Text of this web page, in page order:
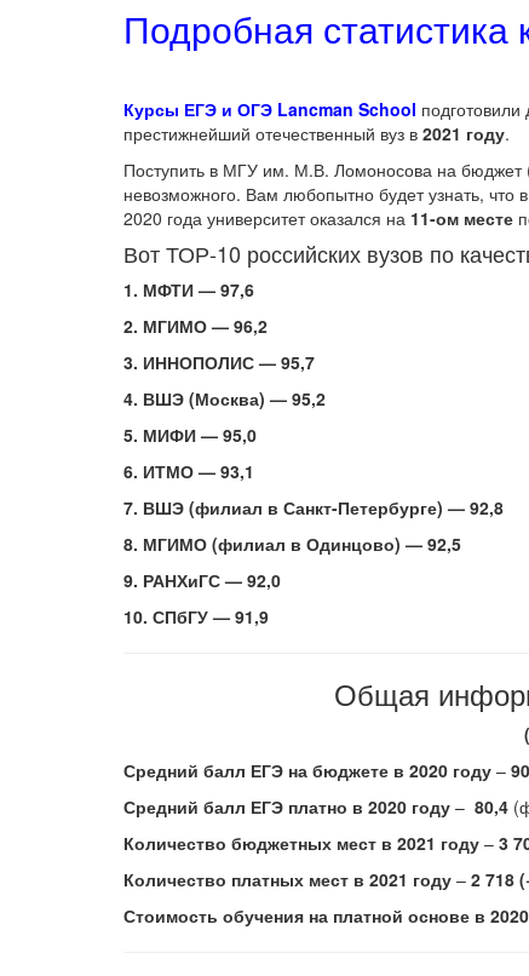
Подробная статистика
Курсы ЕГЭ и ОГЭ Lancman School
престижнейший отечественный вуз в 2021 году.
Поступить в МГУ им. М.В. Ломоносова на бюджет
невозможного. Вам любопытно будет узнать,
2020 года университет оказался на 11-ом месте
Вот ТОР-10 российских вузов по
1. МФТИ — 97,6
2. МГИМО — 96,2
3. ИННОПОЛИС — 95,7
4. ВШЭ (Москва) — 95,2
5. МИФИ — 95,0
6. ИТМО — 93,1
7. ВШЭ (филиал в Санкт-Петербурге) — 92,8
8. МГИМО (филиал в Одинцово) — 92,5
9. РАНХиГС — 92,0
10. СПбГУ — 91,9
Общая
Средний балл ЕГЭ на бюджете в 2020 году –
Средний балл ЕГЭ платно в 2020 году – 80,4
Количество бюджетных мест в 2021 году – 3
Количество платных мест в 2021 году – 2 718
Стоимость обучения на платной основе в